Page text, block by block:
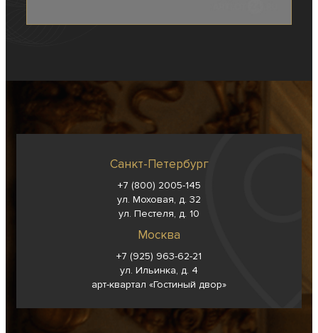
Санкт-Петербург
+7 (800) 2005-145
ул. Моховая, д. 32
ул. Пестеля, д. 10
Москва
+7 (925) 963-62-21
ул. Ильинка, д. 4
арт-квартал «Гостиный двор»